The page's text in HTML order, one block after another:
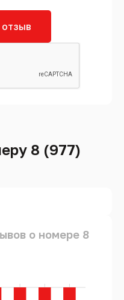
8 (977)
о номере 8